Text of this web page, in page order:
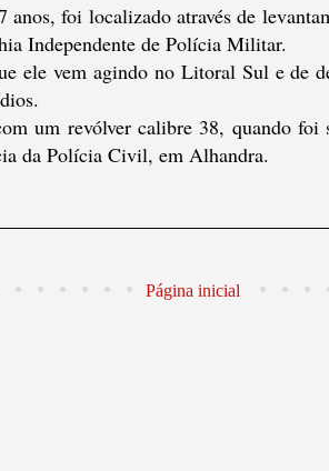
anos, foi localizado através de
Independente de Polícia Militar.
ele vem agindo no Litoral Sul e de
um revólver calibre 38, quando
da Polícia Civil, em Alhandra.
Página inicial